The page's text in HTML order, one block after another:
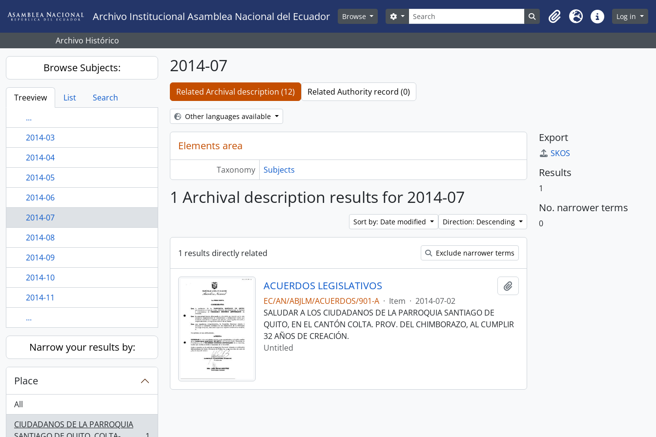
Archivo Institucional Asamblea Nacional del Ecuador Browse Search
Search options Search in browse page
ClipboardLanguageQuick linksLog in
Archivo Histórico
Browse Subjects:
Treeview List
Search
...
2014-03
2014-04
2014-05
2014-06
2014-07
2014-08
2014-09
2014-10
2014-11
...
Narrow your results by:
Place
All
CIUDADANOS DE LA PARROQUIA
2014-07
Related Archival description (12) Related Authority record (0)
Other languages available
Elements area
Taxonomy Subjects
1 Archival description results for 2014-07
Sort by: Date modified Direction: Descending
1 results directly related Exclude narrower terms
ACUERDOS LEGISLATIVOS
EC/AN/ABJLM/ACUERDOS/901-A · Item · 2014-07-02
SALUDAR A LOS CIUDADANOS DE LA PARROQUIA SANTIAGO DE
QUITO, EN EL CANTÓN COLTA. PROV. DEL CHIMBORAZO, AL CUMPLIR
32 AÑOS DE CREACIÓN.
Untitled
Export
SKOS
Results
1
No. narrower terms
0